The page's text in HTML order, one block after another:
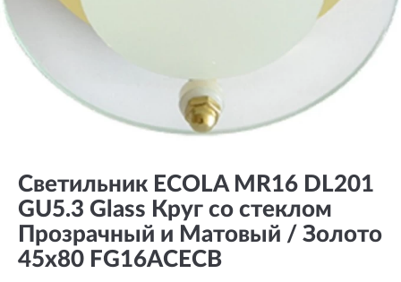
Светильник ECOLA MR16 DL201
GU5.3 Glass Круг со стеклом
Прозрачный и Матовый / Золото
45x80 FG16ACECB